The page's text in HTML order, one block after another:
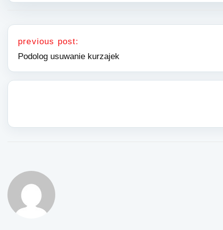
Nawigacja wpisu
previous post:
Podolog usuwanie kurzajek